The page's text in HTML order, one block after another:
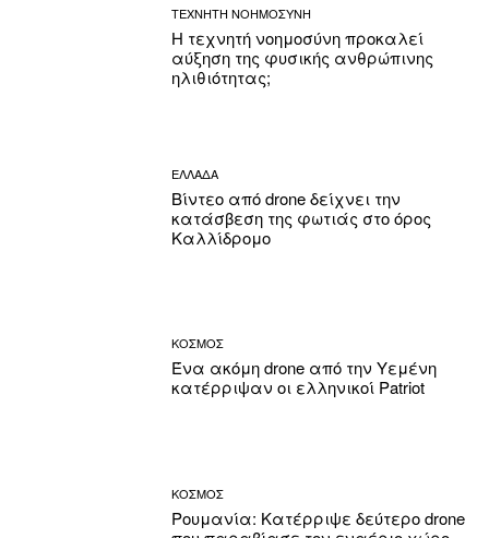
ΤΕΧΝΗΤΗ ΝΟΗΜΟΣΥΝΗ
Η τεχνητή νοημοσύνη προκαλεί
αύξηση της φυσικής ανθρώπινης
ηλιθιότητας;
ΕΛΛΑΔΑ
Βίντεο από drone δείχνει την
κατάσβεση της φωτιάς στο όρος
Καλλίδρομο
ΚΟΣΜΟΣ
Ένα ακόμη drone από την Υεμένη
κατέρριψαν οι ελληνικοί Patriot
ΚΟΣΜΟΣ
Ρουμανία: Κατέρριψε δεύτερο drone